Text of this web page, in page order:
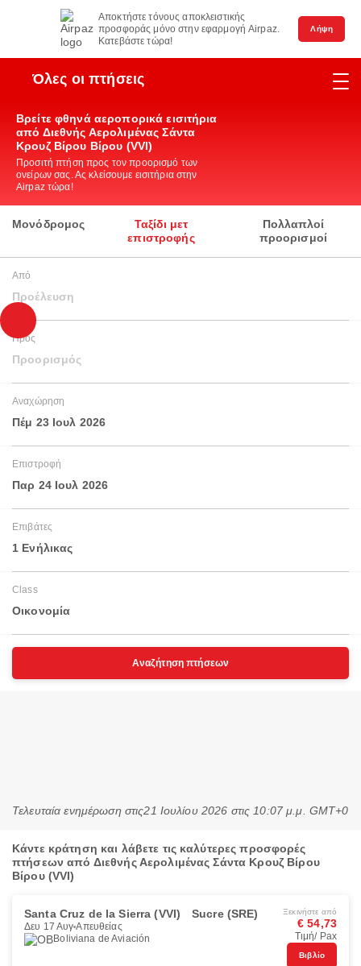
Αποκτήστε τόνους αποκλειστικής
προσφοράς μόνο στην εφαρμογή Airpaz.
Κατεβάστε τώρα!
Λήψη
Όλες οι πτήσεις
Βρείτε φθηνά αεροπορικά εισιτήρια
από Διεθνής Αερολιμένας Σάντα
Κρουζ Βίρου Βίρου (VVI)
Προσιτή πτήση προς τον προορισμό των
ονείρων σας. Ας κλείσουμε εισιτήρια στην
Airpaz τώρα!
Μονόδρομος
Ταξίδι μετ
επιστροφής
Πολλαπλοί
προορισμοί
Από
Προέλευση
Προς
Προορισμός
Αναχώρηση
Πέμ 23 Ιουλ 2026
Επιστροφή
Παρ 24 Ιουλ 2026
Επιβάτες
1 Ενήλικας
Class
Οικονομία
Αναζήτηση πτήσεων
Τελευταία ενημέρωση στις21 Ιουλίου 2026 στις 10:07 μ.μ. GMT+0
Κάντε κράτηση και λάβετε τις καλύτερες προσφορές
πτήσεων από Διεθνής Αερολιμένας Σάντα Κρουζ Βίρου
Βίρου (VVI)
Santa Cruz de la Sierra (VVI) Sucre (SRE)
Δευ 17 Αυγ Απευθείας
Boliviana de Aviación
Ξεκινήστε από
€ 54,73
Τιμή/ Pax
Βιβλίο